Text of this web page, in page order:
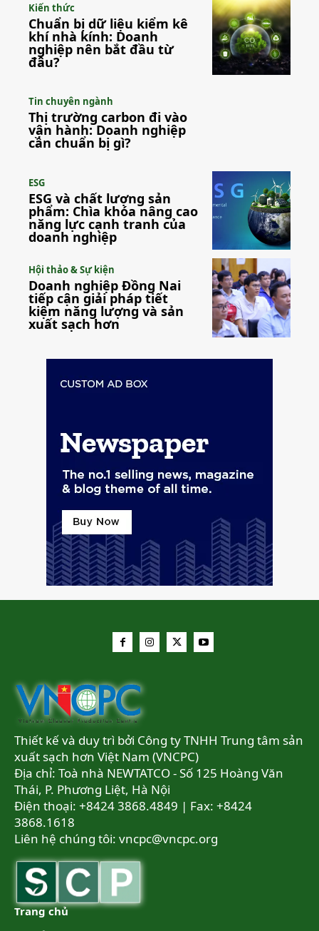
Kiến thức
Chuẩn bị dữ liệu kiểm kê
khí nhà kính: Doanh
nghiệp nên bắt đầu từ
đâu?
Tin chuyên ngành
Thị trường carbon đi vào
vận hành: Doanh nghiệp
cần chuẩn bị gì?
ESG
ESG và chất lượng sản
phẩm: Chìa khóa nâng cao
năng lực cạnh tranh của
doanh nghiệp
Hội thảo & Sự kiện
Doanh nghiệp Đồng Nai
tiếp cận giải pháp tiết
kiệm năng lượng và sản
xuất sạch hơn
Thiết kế và duy trì bởi Công ty TNHH Trung tâm sản
xuất sạch hơn Việt Nam (VNCPC)
Địa chỉ: Toà nhà NEWTATCO - Số 125 Hoàng Văn
Thái, P. Phương Liệt, Hà Nội
Điện thoại: +8424 3868.4849 | Fax: +8424
3868.1618
Liên hệ chúng tôi: vncpc@vncpc.org
Trang chủ